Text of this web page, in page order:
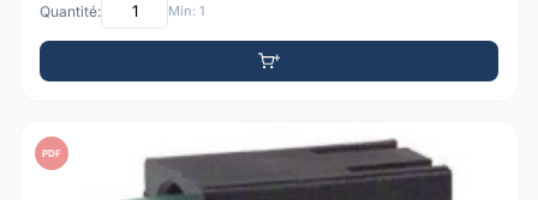
Quantité: Min: 1
PDF